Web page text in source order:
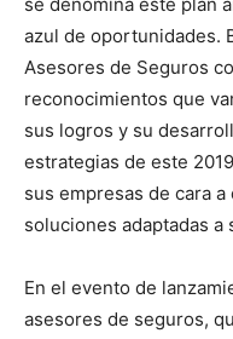
azul de oportunidades.
Asesores de Seguros
reconocimientos que
sus logros y su
estrategias de este
sus empresas de cara
soluciones adaptadas a
En el evento de
asesores de seguros,